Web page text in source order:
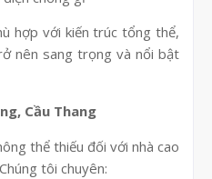
hợp với kiến trúc tổng thể,
nên sang trọng và nổi bật
Cầu Thang
thể thiếu đối với nhà cao
tôi chuyên: